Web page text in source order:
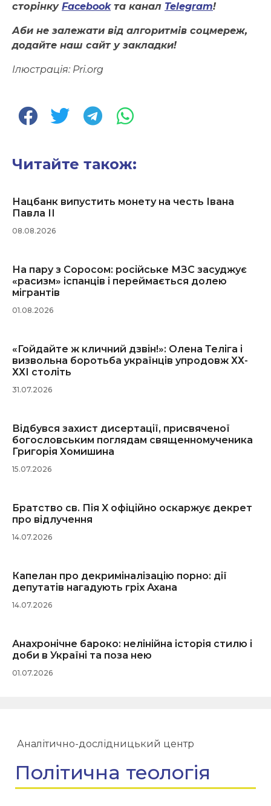
сторінку Facebookта канал Telegram!
Аби не залежати від алгоритмів соцмереж,
додайте наш сайт у закладки!
Ілюстрація: Pri.org
Читайте також:
Нацбанк випустить монету на честь Івана
Павла ІІ
08.08.2026
На пару з Соросом: російське МЗС засуджує
«расизм» іспанців і переймається долею
мігрантів
01.08.2026
«Гойдайте ж кличний дзвін!»: Олена Теліга і
визвольна боротьба українців упродовж ХХ-
ХХІ століть
31.07.2026
Відбувся захист дисертації, присвяченої
богословським поглядам священномученика
Григорія Хомишина
15.07.2026
Братство св. Пія X офіційно оскаржує декрет
про відлучення
14.07.2026
Капелан про декриміналізацію порно: дії
депутатів нагадують гріх Ахана
14.07.2026
Анахронічне бароко: нелінійна історія стилю і
доби в Україні та поза нею
01.07.2026
Аналітично-дослідницький центр
Політична теологія